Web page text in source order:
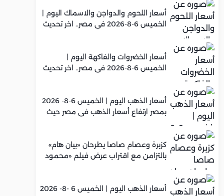
أسعار اللحوم والدواجن والاسماك اليوم |
الخميس 6-8-2026 في مصر.. اخر تحديث
أسعار الخضروات والفاكهة اليوم |
الخميس 6-8-2026 في مصر.. اخر تحديث
أسعار الذهب اليوم | الخميس 6-8- 2026
بمصر ارتفاع أسعار الذهب في مصر حيث
كزبرة وعصام صاصا يطرحان «بيان هام»
بالتزامن مع اقتراب عرض فيلم «محمود
أسعار الذهب اليوم | الخميس 6 -8- 2026